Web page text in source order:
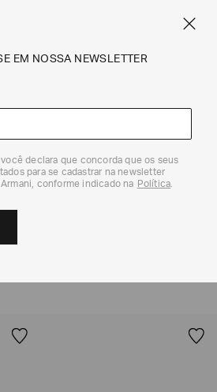
| NOVIDADES
ARMANI
EM NOSSA NEWSLETTER
declara que concorda que os seus
para se cadastrar na newsletter
conforme indicado na Política.